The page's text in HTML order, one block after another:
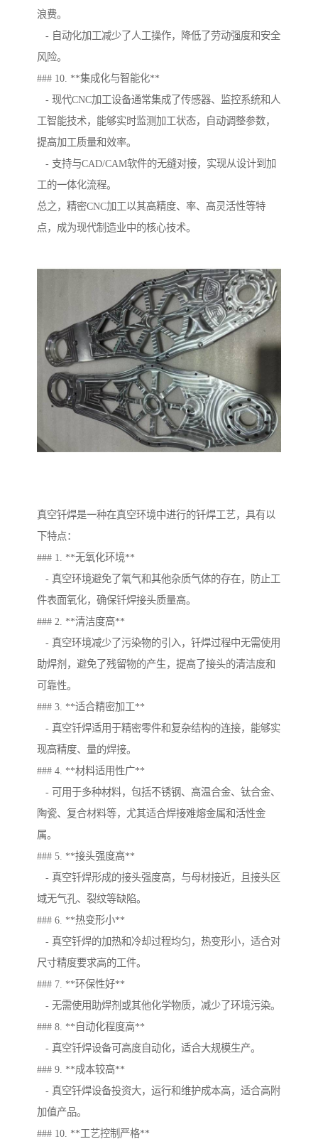
浪费。
- 自动化加工减少了人工操作，降低了劳动强度和安全
风险。
### 10. **集成化与智能化**
- 现代CNC加工设备通常集成了传感器、监控系统和人
工智能技术，能够实时监测加工状态，自动调整参数，
提高加工质量和效率。
- 支持与CAD/CAM软件的无缝对接，实现从设计到加
工的一体化流程。
总之，精密CNC加工以其高精度、率、高灵活性等特
点，成为现代制造业中的核心技术。
真空钎焊是一种在真空环境中进行的钎焊工艺，具有以
下特点：
### 1. **无氧化环境**
- 真空环境避免了氧气和其他杂质气体的存在，防止工
件表面氧化，确保钎焊接头质量高。
### 2. **清洁度高**
- 真空环境减少了污染物的引入，钎焊过程中无需使用
助焊剂，避免了残留物的产生，提高了接头的清洁度和
可靠性。
### 3. **适合精密加工**
- 真空钎焊适用于精密零件和复杂结构的连接，能够实
现高精度、量的焊接。
### 4. **材料适用性广**
- 可用于多种材料，包括不锈钢、高温合金、钛合金、
陶瓷、复合材料等，尤其适合焊接难熔金属和活性金
属。
### 5. **接头强度高**
- 真空钎焊形成的接头强度高，与母材接近，且接头区
域无气孔、裂纹等缺陷。
### 6. **热变形小**
- 真空钎焊的加热和冷却过程均匀，热变形小，适合对
尺寸精度要求高的工件。
### 7. **环保性好**
- 无需使用助焊剂或其他化学物质，减少了环境污染。
### 8. **自动化程度高**
- 真空钎焊设备可高度自动化，适合大规模生产。
### 9. **成本较高**
- 真空钎焊设备投资大，运行和维护成本高，适合高附
加值产品。
### 10. **工艺控制严格**